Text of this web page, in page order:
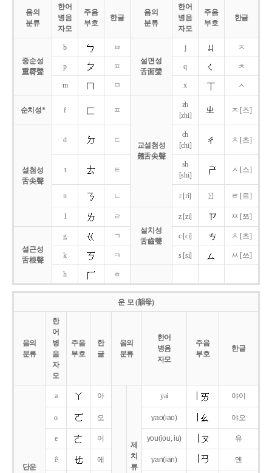
음의
분류
한어
병음
자모
주음
부호
한글
음의
분류
한어
병음
자모
주음
부호
한글
중순성
重脣聲
b
ㅂ
설면성
舌面聲
j ㅈ
p ㅍ q ㅊ
m ㅁ x ㅅ
순치성* f ㅍ
교설첨성
翹舌尖聲
zh
[zhi]
ㅈ [즈]
설첨성
舌尖聲
d ㄷ
ch
[chi]
ㅊ [츠]
t ㅌ
sh
[shi]
ㅅ [스]
n ㄴ r [ri] ㄖ ㄹ [르]
l
ㄹ
설치성
舌齒聲
z [zi] ㅉ [쯔]
설근성
舌根聲
g ㄱ c [ci] ㅊ [츠]
k ㅋ s [si] ㅆ [쓰]
h ㅎ
운 모 (韻母)
음의
분류
한
어
병
음
자
모
주음
부호
한
글
음의
분류
한어
병음
자모
주음
부호
한글
단운
a 아
제
치
류
yai 야이
o 오 yao(iao) 야오
e 어 you(iou,iu) 유
ê 에 yan(ian) 옌